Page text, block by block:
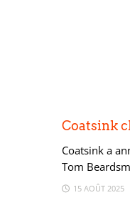
Coatsink
Coatsink a
Tom
15 AOÛT 2025